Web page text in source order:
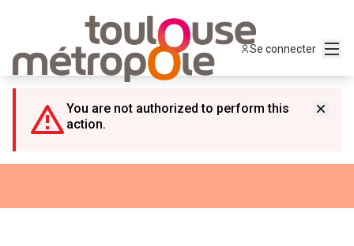
Se connecter
You are not authorized to perform this
action.